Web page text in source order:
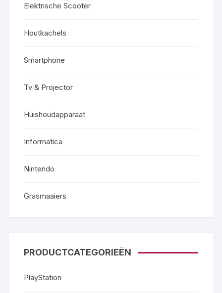
Elektrische Scooter
Houtkachels
Smartphone
Tv & Projector
Huishoudapparaat
Informatica
Nintendo
Grasmaaiers
PRODUCTCATEGORIEËN
PlayStation